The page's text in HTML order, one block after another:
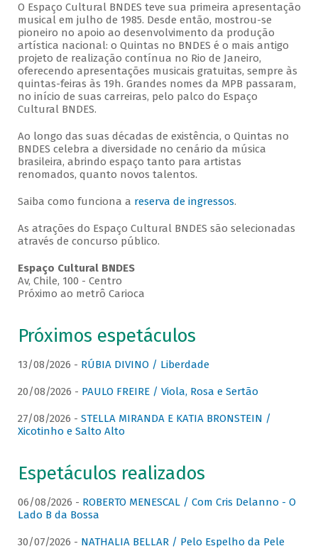
O Espaço Cultural BNDES teve sua primeira apresentação
musical em julho de 1985. Desde então, mostrou-se
pioneiro no apoio ao desenvolvimento da produção
artística nacional: o Quintas no BNDES é o mais antigo
projeto de realização contínua no Rio de Janeiro,
oferecendo apresentações musicais gratuitas, sempre às
quintas-feiras às 19h. Grandes nomes da MPB passaram,
no início de suas carreiras, pelo palco do Espaço
Cultural BNDES.
Ao longo das suas décadas de existência, o Quintas no
BNDES celebra a diversidade no cenário da música
brasileira, abrindo espaço tanto para artistas
renomados, quanto novos talentos.
Saiba como funciona a reserva de ingressos.
As atrações do Espaço Cultural BNDES são selecionadas
através de concurso público.
Espaço Cultural BNDES
Av, Chile, 100 - Centro
Próximo ao metrô Carioca
Próximos espetáculos
13/08/2026 - RÚBIA DIVINO / Liberdade
20/08/2026 - PAULO FREIRE / Viola, Rosa e Sertão
27/08/2026 - STELLA MIRANDA E KATIA BRONSTEIN /
Xicotinho e Salto Alto
Espetáculos realizados
06/08/2026 - ROBERTO MENESCAL / Com Cris Delanno - O
Lado B da Bossa
30/07/2026 - NATHALIA BELLAR / Pelo Espelho da Pele